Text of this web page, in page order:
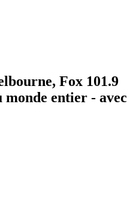
Fox 101.9
entier - avec